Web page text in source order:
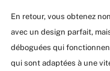
En retour, vous obtenez
avec un design parfait,
déboguées qui
qui sont adaptées à une